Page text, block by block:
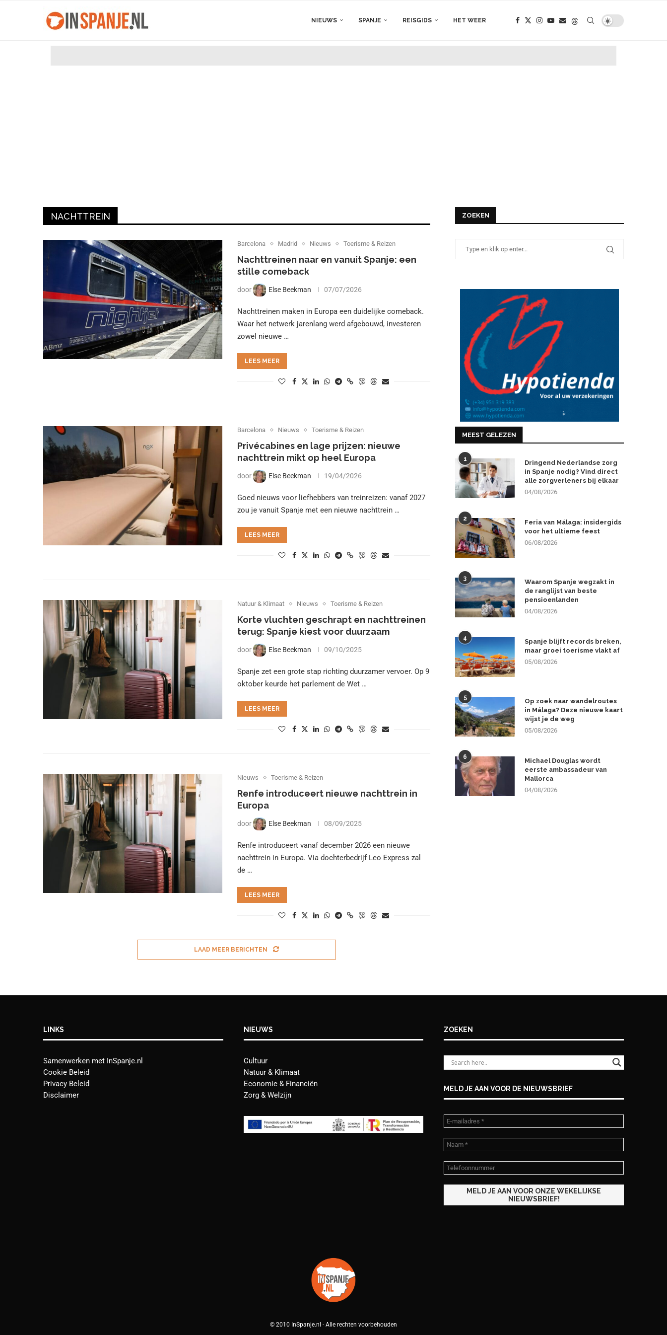
NIEUWS SPANJE REISGIDS HET WEER
NACHTTREIN
Barcelona Madrid Nieuws Toerisme & Reizen
Nachttreinen naar en vanuit Spanje: een
stille comeback
door Else Beekman 07/07/2026
Nachttreinen maken in Europa een duidelijke comeback.
Waar het netwerk jarenlang werd afgebouwd, investeren
zowel nieuwe …
LEES MEER
Barcelona Nieuws Toerisme & Reizen
Privécabines en lage prijzen: nieuwe
nachttrein mikt op heel Europa
door Else Beekman 19/04/2026
Goed nieuws voor liefhebbers van treinreizen: vanaf 2027
zou je vanuit Spanje met een nieuwe nachttrein …
LEES MEER
Natuur & Klimaat Nieuws Toerisme & Reizen
Korte vluchten geschrapt en nachttreinen
terug: Spanje kiest voor duurzaam
door Else Beekman 09/10/2025
Spanje zet een grote stap richting duurzamer vervoer. Op 9
oktober keurde het parlement de Wet …
LEES MEER
Nieuws Toerisme & Reizen
Renfe introduceert nieuwe nachttrein in
Europa
door Else Beekman 08/09/2025
Renfe introduceert vanaf december 2026 een nieuwe
nachttrein in Europa. Via dochterbedrijf Leo Express zal
de …
LEES MEER
LAAD MEER BERICHTEN
ZOEKEN
MEEST GELEZEN
1
Dringend Nederlandse zorg
in Spanje nodig? Vind direct
alle zorgverleners bij elkaar
04/08/2026
2
Feria van Málaga: insidergids
voor het ultieme feest
06/08/2026
3
Waarom Spanje wegzakt in
de ranglijst van beste
pensioenlanden
04/08/2026
4
Spanje blijft records breken,
maar groei toerisme vlakt af
05/08/2026
5
Op zoek naar wandelroutes
in Málaga? Deze nieuwe kaart
wijst je de weg
05/08/2026
6
Michael Douglas wordt
eerste ambassadeur van
Mallorca
04/08/2026
LINKS
Samenwerken met InSpanje.nl
Cookie Beleid
Privacy Beleid
Disclaimer
NIEUWS
Cultuur
Natuur & Klimaat
Economie & Financiën
Zorg & Welzijn
ZOEKEN
MELD JE AAN VOOR DE NIEUWSBRIEF
© 2010 InSpanje.nl - Alle rechten voorbehouden